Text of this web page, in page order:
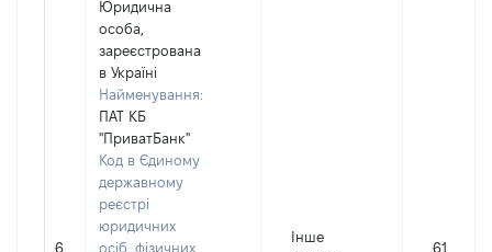
6
Юридична
особа,
зареєстрована
в Україні
Найменування:
ПАТ КБ
"ПриватБанк"
Код в Єдиному
державному
реєстрі
юридичних
осіб, фізичних
Інше
61